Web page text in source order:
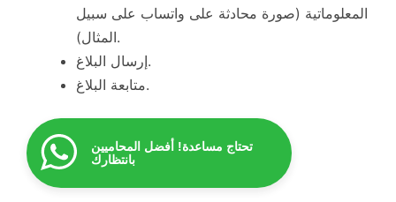
المعلوماتية (صورة محادثة على واتساب على سبيل
المثال).
إرسال البلاغ.
متابعة البلاغ.
تحتاج مساعدة! أفضل المحاميين
بانتظارك